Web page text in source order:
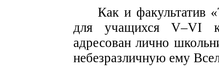
Как и факультатив
для учащихся V–VI
адресован лично
небезразличную ему